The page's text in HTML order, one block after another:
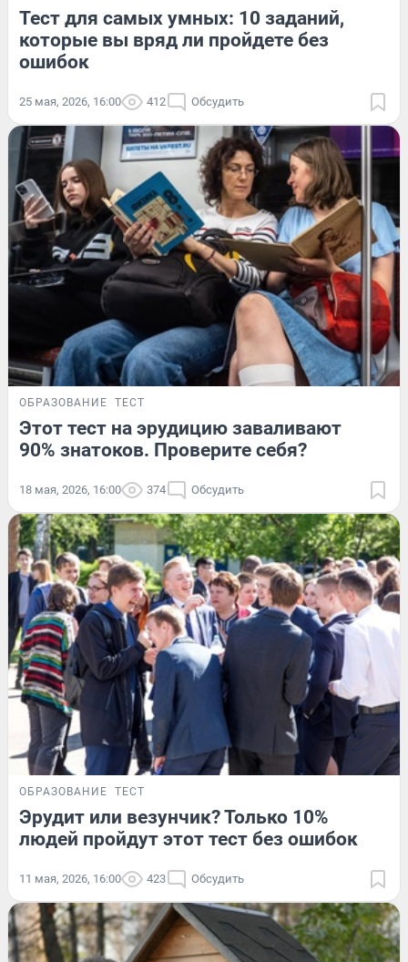
Тест для самых умных: 10 заданий,
которые вы вряд ли пройдете без
ошибок
25 мая, 2026, 16:00 412 Обсудить
ОБРАЗОВАНИЕ ТЕСТ
Этот тест на эрудицию заваливают
90% знатоков. Проверите себя?
18 мая, 2026, 16:00 374 Обсудить
ОБРАЗОВАНИЕ ТЕСТ
Эрудит или везунчик? Только 10%
людей пройдут этот тест без ошибок
11 мая, 2026, 16:00 423 Обсудить